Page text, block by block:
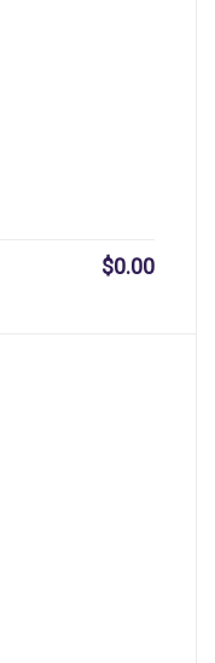
$0.00